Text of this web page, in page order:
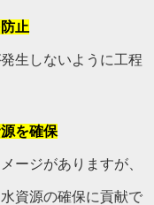
止
生しないように工程
を確保
ージがありますが、
資源の確保に貢献で